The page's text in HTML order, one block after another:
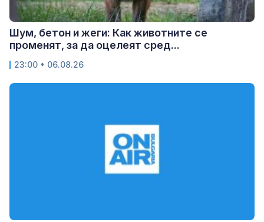
Шум, бетон и жеги: Как животните се
променят, за да оцелеят сред...
23:00 • 06.08.26